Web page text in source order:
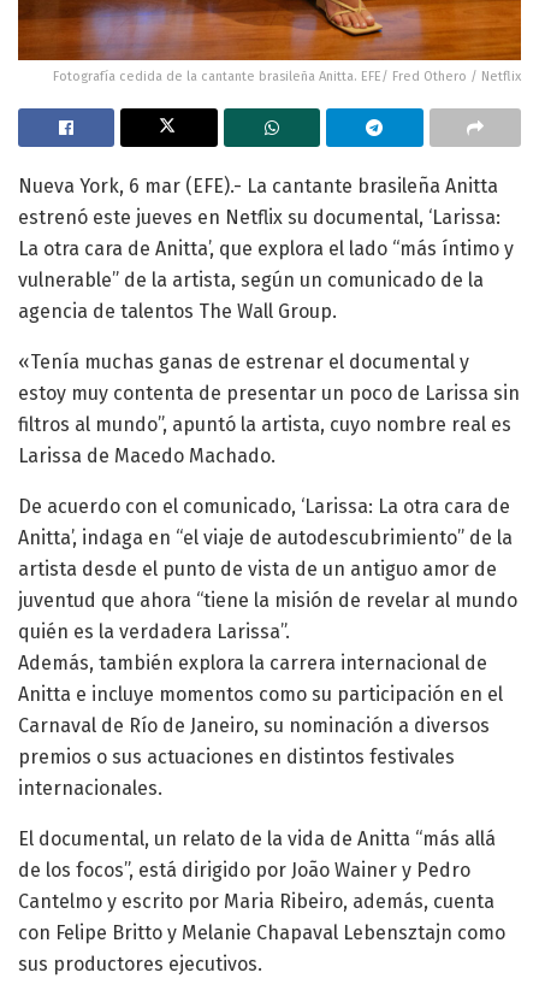
Fotografía cedida de la cantante brasileña Anitta. EFE/ Fred Othero / Netflix
Nueva York, 6 mar (EFE).- La cantante brasileña Anitta
estrenó este jueves en Netflix su documental, ‘Larissa:
La otra cara de Anitta’, que explora el lado “más íntimo y
vulnerable” de la artista, según un comunicado de la
agencia de talentos The Wall Group.
«Tenía muchas ganas de estrenar el documental y
estoy muy contenta de presentar un poco de Larissa sin
filtros al mundo”, apuntó la artista, cuyo nombre real es
Larissa de Macedo Machado.
De acuerdo con el comunicado, ‘Larissa: La otra cara de
Anitta’, indaga en “el viaje de autodescubrimiento” de la
artista desde el punto de vista de un antiguo amor de
juventud que ahora “tiene la misión de revelar al mundo
quién es la verdadera Larissa”.
Además, también explora la carrera internacional de
Anitta e incluye momentos como su participación en el
Carnaval de Río de Janeiro, su nominación a diversos
premios o sus actuaciones en distintos festivales
internacionales.
El documental, un relato de la vida de Anitta “más allá
de los focos”, está dirigido por João Wainer y Pedro
Cantelmo y escrito por Maria Ribeiro, además, cuenta
con Felipe Britto y Melanie Chapaval Lebensztajn como
sus productores ejecutivos.